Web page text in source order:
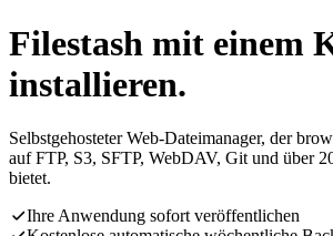
Filestash mit einem
installieren.
Selbstgehosteter Web-Dateimanager, der
auf FTP, S3, SFTP, WebDAV, Git und über
bietet.
Ihre Anwendung sofort veröffentlichen